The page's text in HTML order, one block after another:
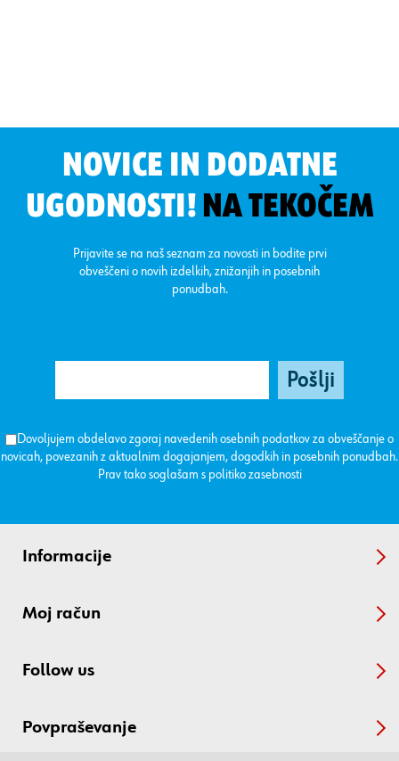
NOVICE IN DODATNE
UGODNOSTI! NA TEKOČEM
Prijavite se na naš seznam za novosti in bodite prvi
obveščeni o novih izdelkih, znižanjih in posebnih
ponudbah.
Dovoljujem obdelavo zgoraj navedenih osebnih podatkov za obveščanje o
novicah, povezanih z aktualnim dogajanjem, dogodkih in posebnih ponudbah.
Prav tako soglašam s politiko zasebnosti
Informacije
Moj račun
Follow us
Povpraševanje